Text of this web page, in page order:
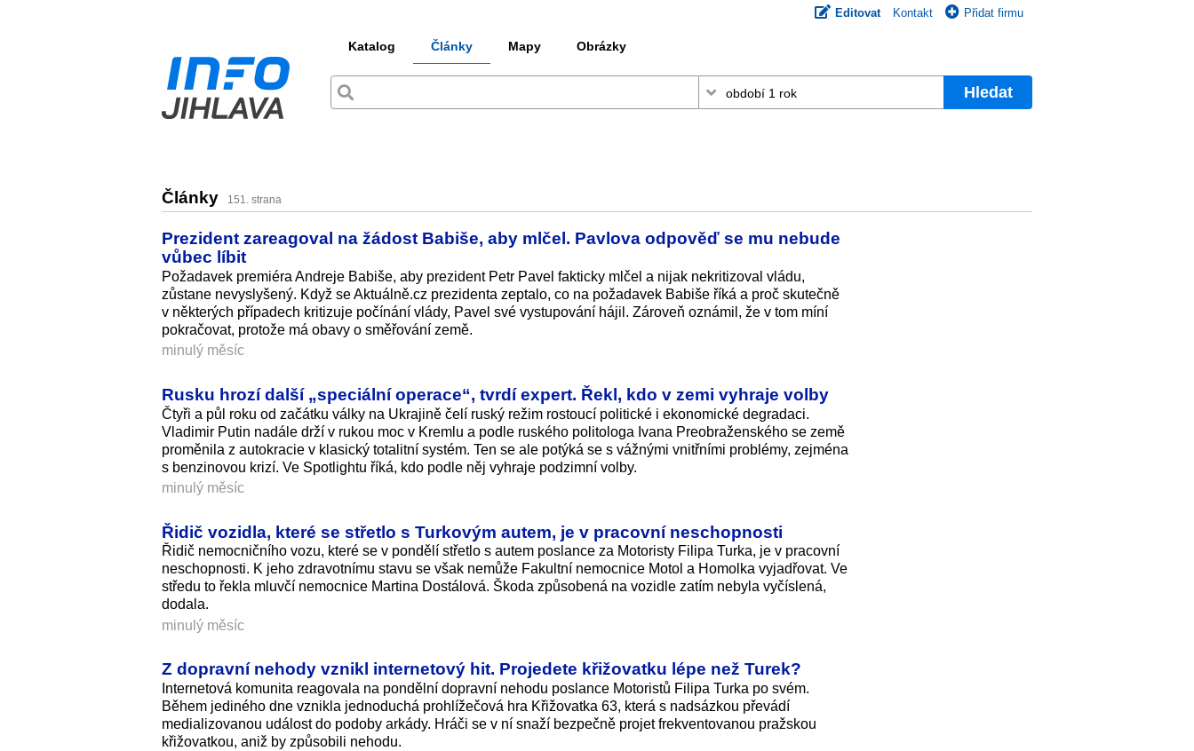
Editovat Kontakt Přidat firmu
Katalog Články Mapy Obrázky
Hledat
Články 151. strana
Prezident zareagoval na žádost Babiše, aby mlčel. Pavlova odpověď se mu nebude
vůbec líbit
Požadavek premiéra Andreje Babiše, aby prezident Petr Pavel fakticky mlčel a nijak nekritizoval vládu,
zůstane nevyslyšený. Když se Aktuálně.cz prezidenta zeptalo, co na požadavek Babiše říká a proč skutečně
v některých případech kritizuje počínání vlády, Pavel své vystupování hájil. Zároveň oznámil, že v tom míní
pokračovat, protože má obavy o směřování země.
minulý měsíc
Rusku hrozí další „speciální operace“, tvrdí expert. Řekl, kdo v zemi vyhraje volby
Čtyři a půl roku od začátku války na Ukrajině čelí ruský režim rostoucí politické i ekonomické degradaci.
Vladimir Putin nadále drží v rukou moc v Kremlu a podle ruského politologa Ivana Preobraženského se země
proměnila z autokracie v klasický totalitní systém. Ten se ale potýká se s vážnými vnitřními problémy, zejména
s benzinovou krizí. Ve Spotlightu říká, kdo podle něj vyhraje podzimní volby.
minulý měsíc
Řidič vozidla, které se střetlo s Turkovým autem, je v pracovní neschopnosti
Řidič nemocničního vozu, které se v pondělí střetlo s autem poslance za Motoristy Filipa Turka, je v pracovní
neschopnosti. K jeho zdravotnímu stavu se však nemůže Fakultní nemocnice Motol a Homolka vyjadřovat. Ve
středu to řekla mluvčí nemocnice Martina Dostálová. Škoda způsobená na vozidle zatím nebyla vyčíslená,
dodala.
minulý měsíc
Z dopravní nehody vznikl internetový hit. Projedete křižovatku lépe než Turek?
Internetová komunita reagovala na pondělní dopravní nehodu poslance Motoristů Filipa Turka po svém.
Během jediného dne vznikla jednoduchá prohlížečová hra Křižovatka 63, která s nadsázkou převádí
medializovanou událost do podoby arkády. Hráči se v ní snaží bezpečně projet frekventovanou pražskou
křižovatkou, aniž by způsobili nehodu.